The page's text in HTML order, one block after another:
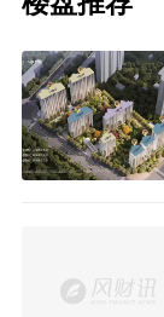
归纳一下。
相对潮湿的
大，浮尘会
5层以下会
嘛，祈祷你
风的时候
候的话，
指当然是